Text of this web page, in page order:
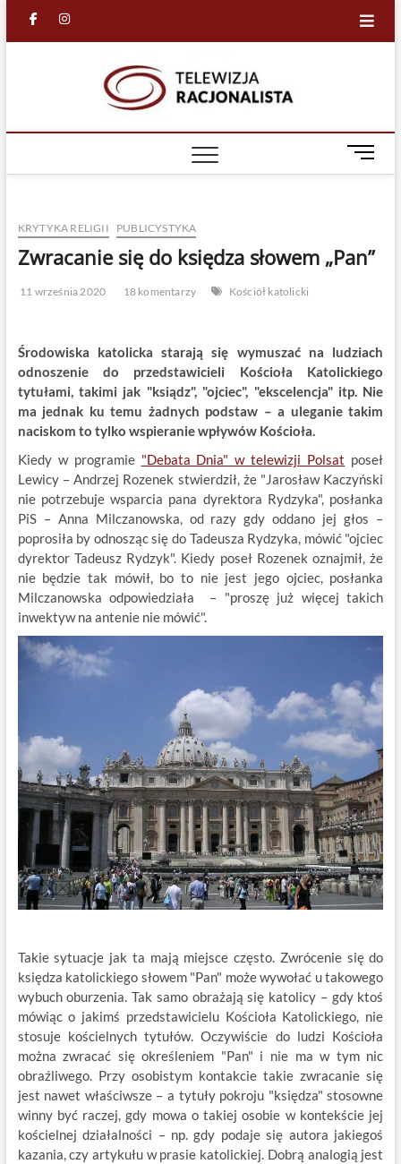
facebook
in
M
e
u
t
KRYTYKA RELIGII PUBLICYSTYKA
Zwracanie się do księdza słowem „Pan”
11 września 2020 18 komentarzy Kościół katolicki
Środowiska katolicka starają się wymuszać na ludziach
odnoszenie do przedstawicieli Kościoła Katolickiego
tytułami, takimi jak "ksiądz", "ojciec", "ekscelencja" itp. Nie
ma jednak ku temu żadnych podstaw – a uleganie takim
naciskom to tylko wspieranie wpływów Kościoła.
Kiedy w programie "Debata Dnia" w telewizji Polsat poseł
Lewicy – Andrzej Rozenek stwierdził, że "Jarosław Kaczyński
nie potrzebuje wsparcia pana dyrektora Rydzyka", posłanka
PiS – Anna Milczanowska, od razy gdy oddano jej głos –
poprosiła by odnosząc się do Tadeusza Rydzyka, mówić "ojciec
dyrektor Tadeusz Rydzyk". Kiedy poseł Rozenek oznajmił, że
nie będzie tak mówił, bo to nie jest jego ojciec, posłanka
Milczanowska odpowiedziała – "proszę już więcej takich
inwektyw na antenie nie mówić".
Takie sytuacje jak ta mają miejsce często. Zwrócenie się do
księdza katolickiego słowem "Pan" może wywołać u takowego
wybuch oburzenia. Tak samo obrażają się katolicy – gdy ktoś
mówiąc o jakimś przedstawicielu Kościoła Katolickiego, nie
stosuje kościelnych tytułów. Oczywiście do ludzi Kościoła
można zwracać się określeniem "Pan" i nie ma w tym nic
obraźliwego. Przy osobistym kontakcie takie zwracanie się
jest nawet właściwsze – a tytuły pokroju "księdza" stosowne
winny być raczej, gdy mowa o takiej osobie w kontekście jej
kościelnej działalności – np. gdy podaje się autora jakiegoś
kazania, czy artykułu w prasie katolickiej. Dobrą analogią jest